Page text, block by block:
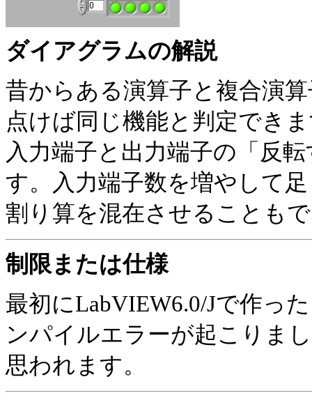
ダイアグラムの解説
昔からある演算子と複合演
点けば同じ機能と判定でき
入力端子と出力端子の「反
す。入力端子数を増やして
割り算を混在させることも
制限または仕様
最初にLabVIEW6.0/Jで作っ
ンパイルエラーが起こりま
思われます。